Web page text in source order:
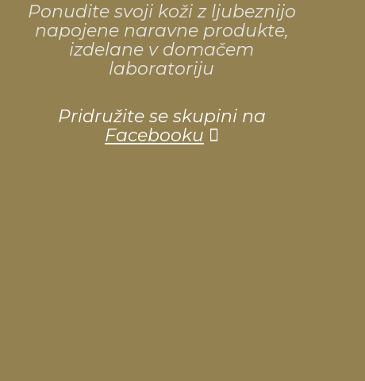
Ponudite svoji koži z ljubeznijo
napojene naravne produkte,
izdelane v domačem
laboratoriju
Pridružite se skupini na
Facebooku